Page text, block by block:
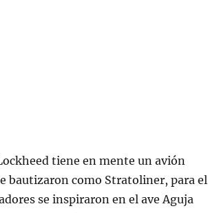
tiene en mente un avión
bautizaron como Stratoliner, para el
se inspiraron en el ave Aguja